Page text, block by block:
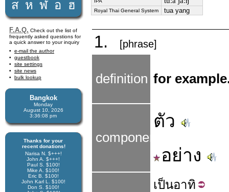
ส ห ฬ อ ฮ
F.A.Q. Check out the list of
frequently asked questions for
a quick answer to your inquiry
e-mail the author
guestbook
site settings
site news
bulk lookup
Bangkok
Monday
August 10, 2026
3:36:09 pm
Thanks for your
recent donations!
Narisa N. $+++!
John A. $+++!
Paul S. $100!
Mike A. $100!
Eric B. $100!
John Karl L. $100!
Don S. $100!
Royal Thai General System tua yang
1. [phrase]
definition for
components
ตัว
อย่าง
เป็นอาทิ